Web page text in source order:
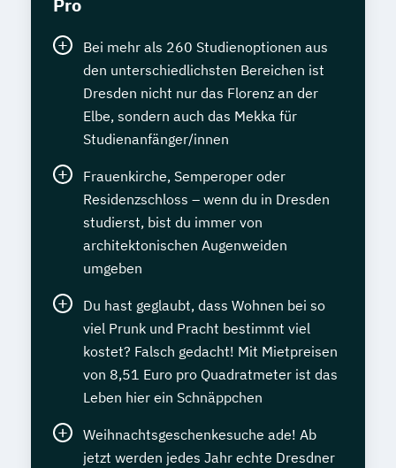
Umweltingenieurwesen
Wirtschaftsinformatik (DE/EN)
Wirtschaftsingenieurwesen
Wirtschaftsingenieurwesen (DE/EN)
Wirtschaftsingenieurwesen Medizintechnik
Wirtschaftsrecht
Pro
Bei mehr als 260 Studienoptionen aus
den unterschiedlichsten Bereichen ist
Dresden nicht nur das Florenz an der
Elbe, sondern auch das Mekka für
Studienanfänger/innen
Frauenkirche, Semperoper oder
Residenzschloss – wenn du in Dresden
studierst, bist du immer von
architektonischen Augenweiden
umgeben
Du hast geglaubt, dass Wohnen bei so
viel Prunk und Pracht bestimmt viel
kostet? Falsch gedacht! Mit Mietpreisen
von 8,51 Euro pro Quadratmeter ist das
Leben hier ein Schnäppchen
Weihnachtsgeschenkesuche ade! Ab
jetzt werden jedes Jahr echte Dresdner